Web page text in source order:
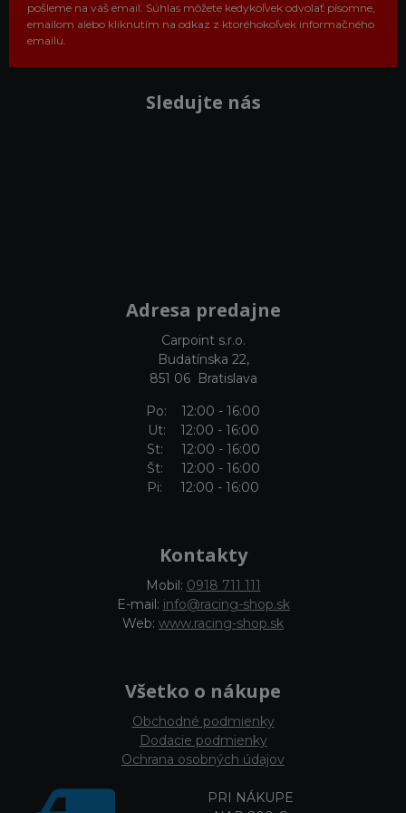
pošleme na váš email. Súhlas môžete kedykoľvek odvolať písomne,
emailom alebo kliknutím na odkaz z ktoréhokoľvek informačného
emailu.
Sledujte nás
Adresa predajne
Carpoint s.r.o.
Budatínska 22,
851 06 Bratislava
Po: 12:00 - 16:00
Ut: 12:00 - 16:00
St: 12:00 - 16:00
Št: 12:00 - 16:00
Pi: 12:00 - 16:00
Kontakty
Mobil: 0918 711 111
E-mail: info@racing-shop.sk
Web: www.racing-shop.sk
Všetko o nákupe
Obchodné podmienky
Dodacie podmienky
Ochrana osobných údajov
PRI NÁKUPE